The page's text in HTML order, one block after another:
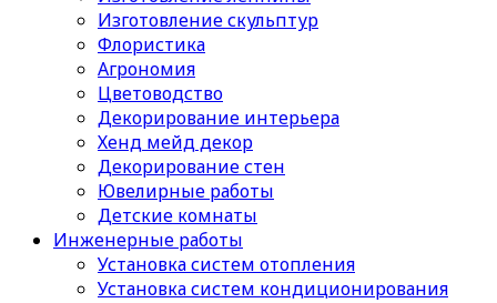
Изготовление скульптур
Флористика
Агрономия
Цветоводство
Декорирование интерьера
Хенд мейд декор
Декорирование стен
Ювелирные работы
Детские комнаты
Инженерные работы
Установка систем отопления
Установка систем кондиционирования